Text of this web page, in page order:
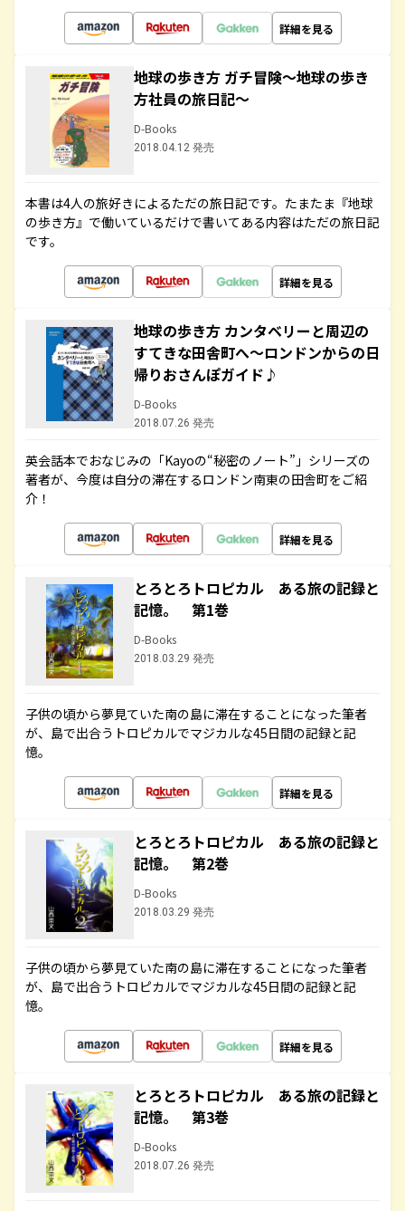
詳細を見る
地球の歩き方 ガチ冒険～地球の歩き
方社員の旅日記～
D-Books
2018.04.12 発売
本書は4人の旅好きによるただの旅日記です。たまたま『地球
の歩き方』で働いているだけで書いてある内容はただの旅日記
です。
詳細を見る
地球の歩き方 カンタベリーと周辺の
すてきな田舎町へ～ロンドンからの日
帰りおさんぽガイド♪
D-Books
2018.07.26 発売
英会話本でおなじみの「Kayoの“秘密のノート”」シリーズの
著者が、今度は自分の滞在するロンドン南東の田舎町をご紹
介！
詳細を見る
とろとろトロピカル ある旅の記録と
記憶。 第1巻
D-Books
2018.03.29 発売
子供の頃から夢見ていた南の島に滞在することになった筆者
が、島で出合うトロピカルでマジカルな45日間の記録と記
憶。
詳細を見る
とろとろトロピカル ある旅の記録と
記憶。 第2巻
D-Books
2018.03.29 発売
子供の頃から夢見ていた南の島に滞在することになった筆者
が、島で出合うトロピカルでマジカルな45日間の記録と記
憶。
詳細を見る
とろとろトロピカル ある旅の記録と
記憶。 第3巻
D-Books
2018.07.26 発売